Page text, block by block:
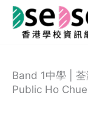
Skip
Band 1中學 |
Public Ho